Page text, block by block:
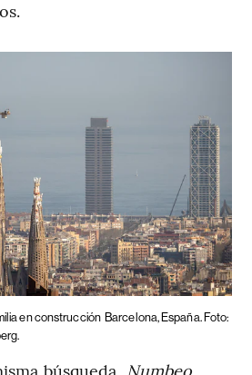
en construcción Barcelona, España. Foto:
búsqueda, Numbeo